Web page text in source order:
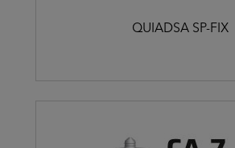
QUIADSA SP-FIX